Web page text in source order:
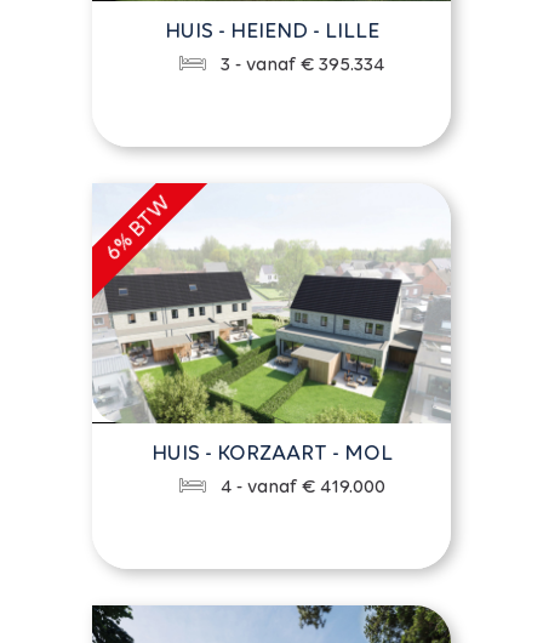
HUIS - HEIEND - LILLE
3 - vanaf € 395.334
HUIS - KORZAART - MOL
4 - vanaf € 419.000